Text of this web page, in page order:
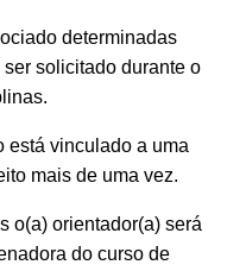
determinadas
solicitado durante o
está vinculado a uma
mais de uma vez.
o(a) orientador(a) será
do curso de